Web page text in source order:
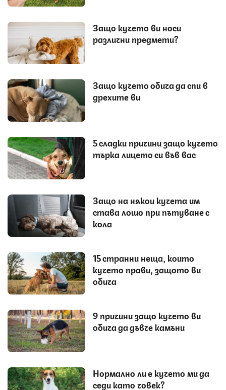
Защо кучето ви носи
различни предмети?
Защо кучето обича да спи в
дрехите ви
5 сладки причини защо кучето
търка лицето си във вас
Защо на някои кучета им
става лошо при пътуване с
кола
15 странни неща, които
кучето прави, защото ви
обича
9 причини защо кучето ви
обича да дъвче камъни
Нормално ли е кучето ми да
седи като човек?